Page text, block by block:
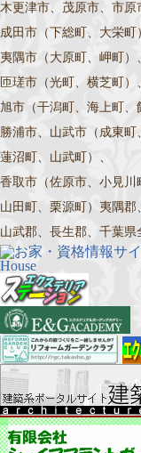
木更津市、茂原市、市原
成田市（下総町、大栄町
夷隅市（大原町、岬町）
匝瑳市（光町、横芝町）
旭市（干潟町、海上町、
勝浦市、山武市（成東町
蓮沼町、山武町）、
香取市（佐原市、小見川
山田町、栗源町）夷隅郡
山武郡、長生郡、千葉県